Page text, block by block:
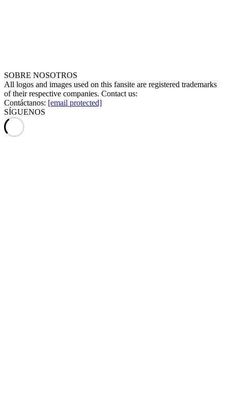
SOBRE NOSOTROS
All logos and images used on this fansite are registered trademarks
of their respective companies. Contact us:
Contáctanos: [email protected]
SÍGUENOS